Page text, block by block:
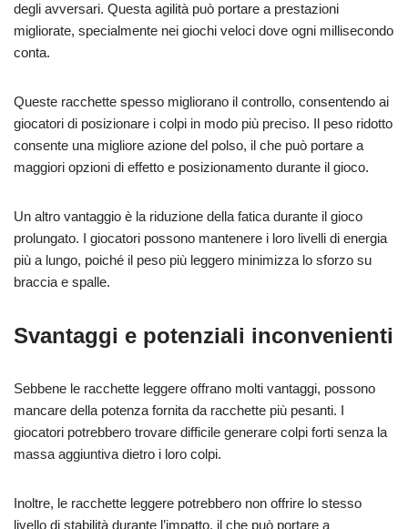
degli avversari. Questa agilità può portare a prestazioni
migliorate, specialmente nei giochi veloci dove ogni millisecondo
conta.
Queste racchette spesso migliorano il controllo, consentendo ai
giocatori di posizionare i colpi in modo più preciso. Il peso ridotto
consente una migliore azione del polso, il che può portare a
maggiori opzioni di effetto e posizionamento durante il gioco.
Un altro vantaggio è la riduzione della fatica durante il gioco
prolungato. I giocatori possono mantenere i loro livelli di energia
più a lungo, poiché il peso più leggero minimizza lo sforzo su
braccia e spalle.
Svantaggi e potenziali inconvenienti
Sebbene le racchette leggere offrano molti vantaggi, possono
mancare della potenza fornita da racchette più pesanti. I
giocatori potrebbero trovare difficile generare colpi forti senza la
massa aggiuntiva dietro i loro colpi.
Inoltre, le racchette leggere potrebbero non offrire lo stesso
livello di stabilità durante l’impatto, il che può portare a